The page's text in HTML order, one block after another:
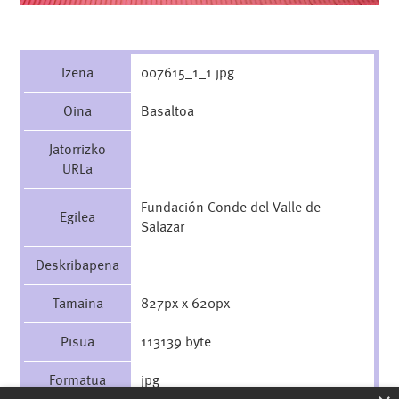
Izena 007615_1_1.jpg
Oina Basaltoa
Jatorrizko
URLa
Egilea
Fundación Conde del Valle de
Salazar
Deskribapena
Tamaina 827px x 620px
Pisua 113139 byte
Formatua jpg